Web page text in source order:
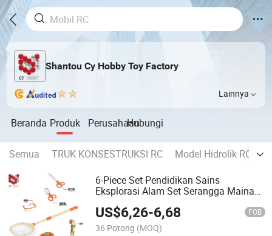
Shantou Cy Hobby Toy Factory
Lainnya
Beranda Produk PerusahaanHubungi
Semua TRUK KONSESTRUKSI RC Model Hidrolik RC
6-Piece Set Pendidikan Sains
Eksplorasi Alam Set Serangga Mainan
US$6,26-6,68 FOB
36 Potong (MOQ)